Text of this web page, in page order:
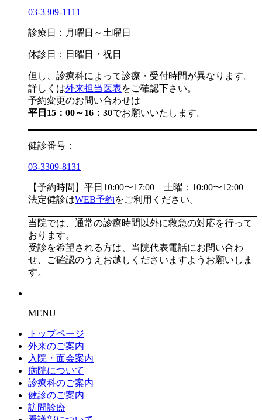
03-3309-1111
診療日：月曜日～土曜日
休診日：日曜日・祝日
但し、診療科によって診療・受付時間が異なります。
詳しくは外来担当医表をご確認下さい。
予約変更のお問い合わせは
平日15：00～16：30でお願いいたします。
健診番号：
03-3309-8131
【予約時間】平日10:00〜17:00 土曜：10:00〜12:00
法定健診はWEB予約をご利用ください。
当院では、通常の診療時間以外に救急の対応を行って
おります。
受診を希望される方は、当院代表電話にお問い合わ
せ、ご確認のうえお越しくださいますようお願いしま
す。
MENU
トップページ
外来のご案内
入院・面会案内
病院について
診療科のご案内
健診のご案内
訪問診療